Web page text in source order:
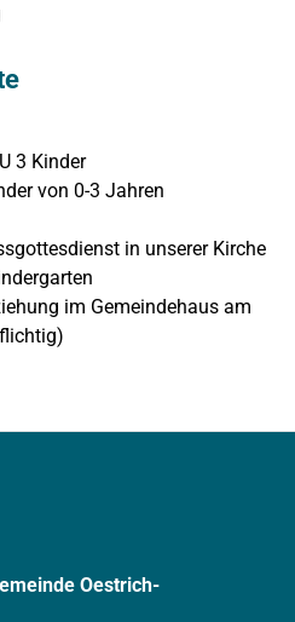
3 Kinder
von 0-3 Jahren
in unserer Kirche
im Gemeindehaus am
Oestrich-